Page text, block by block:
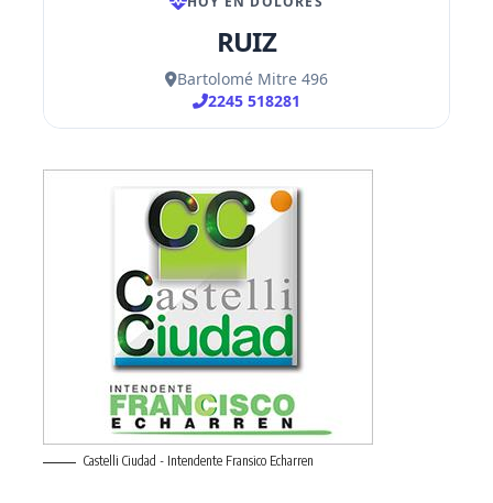
Castelli Ciudad - Intendente Fransico Echarren